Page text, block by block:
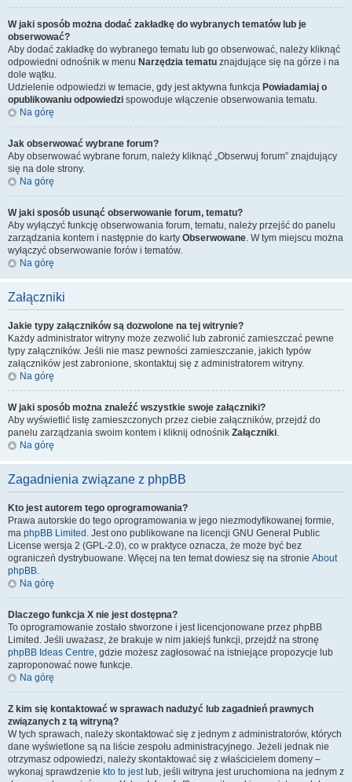
W jaki sposób można dodać zakładkę do wybranych tematów lub je
obserwować?
Aby dodać zakładkę do wybranego tematu lub go obserwować, należy kliknąć
odpowiedni odnośnik w menu Narzędzia tematu znajdujące się na górze i na
dole wątku.
Udzielenie odpowiedzi w temacie, gdy jest aktywna funkcja Powiadamiaj o
opublikowaniu odpowiedzi spowoduje włączenie obserwowania tematu.
Na górę
Jak obserwować wybrane forum?
Aby obserwować wybrane forum, należy kliknąć „Obserwuj forum” znajdujący
się na dole strony.
Na górę
W jaki sposób usunąć obserwowanie forum, tematu?
Aby wyłączyć funkcję obserwowania forum, tematu, należy przejść do panelu
zarządzania kontem i następnie do karty Obserwowane. W tym miejscu można
wyłączyć obserwowanie forów i tematów.
Na górę
Załączniki
Jakie typy załączników są dozwolone na tej witrynie?
Każdy administrator witryny może zezwolić lub zabronić zamieszczać pewne
typy załączników. Jeśli nie masz pewności zamieszczanie, jakich typów
załączników jest zabronione, skontaktuj się z administratorem witryny.
Na górę
W jaki sposób można znaleźć wszystkie swoje załączniki?
Aby wyświetlić listę zamieszczonych przez ciebie załączników, przejdź do
panelu zarządzania swoim kontem i kliknij odnośnik Załączniki.
Na górę
Zagadnienia związane z phpBB
Kto jest autorem tego oprogramowania?
Prawa autorskie do tego oprogramowania w jego niezmodyfikowanej formie,
ma phpBB Limited . Jest ono publikowane na licencji GNU General Public
License wersja 2 (GPL-2.0), co w praktyce oznacza, że może być bez
ograniczeń dystrybuowane. Więcej na ten temat dowiesz się na stronie About
phpBB.
Na górę
Dlaczego funkcja X nie jest dostępna?
To oprogramowanie zostało stworzone i jest licencjonowane przez phpBB
Limited. Jeśli uważasz, że brakuje w nim jakiejś funkcji, przejdź na stronę
phpBB Ideas Centre, gdzie możesz zagłosować na istniejące propozycje lub
zaproponować nowe funkcje.
Na górę
Z kim się kontaktować w sprawach nadużyć lub zagadnień prawnych
związanych z tą witryną?
W tych sprawach, należy skontaktować się z jednym z administratorów, których
dane wyświetlone są na liście zespołu administracyjnego. Jeżeli jednak nie
otrzymasz odpowiedzi, należy skontaktować się z właścicielem domeny –
wykonaj sprawdzenie kto to jestlub, jeśli witryna jest uruchomiona na jednym z